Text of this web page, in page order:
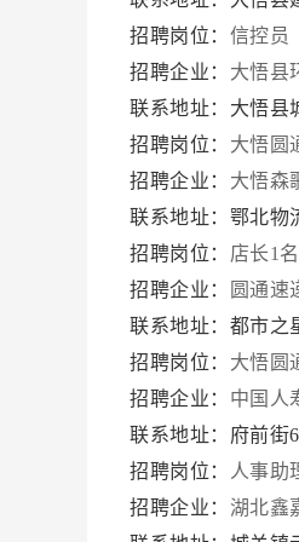
招聘岗位： 信控员
招聘企业： 大悟县
联系地址：大悟县
招聘岗位： 大悟圆
招聘企业： 大悟森
联系地址：鄂北物
招聘岗位： 店长1名
招聘企业：
圆通速
联系地址：都市之
招聘岗位： 大悟圆
招聘企业： 中国人
联系地址：府前街
招聘岗位：
人事助
招聘企业： 湖北鑫